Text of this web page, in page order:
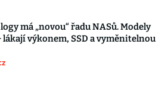
má „novou“ řadu NASů. Modely
lákají výkonem, SSD a vyměnitelnou